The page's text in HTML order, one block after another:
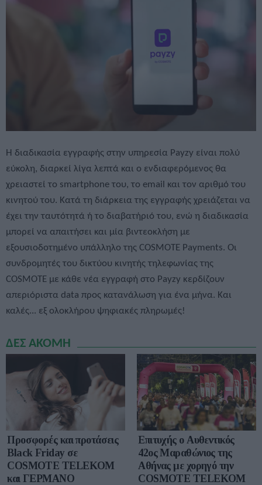
Η διαδικασία εγγραφής στην υπηρεσία Payzy είναι πολύ
εύκολη, διαρκεί λίγα λεπτά και ο ενδιαφερόμενος θα
χρειαστεί το smartphone του, το email και τον αριθμό του
κινητού του. Κατά τη διάρκεια της εγγραφής χρειάζεται να
έχει την ταυτότητά ή το διαβατήριό του, ενώ η διαδικασία
μπορεί να απαιτήσει και μία βιντεοκλήση με
εξουσιοδοτημένο υπάλληλο της COSMOTE Payments. Οι
συνδρομητές του δικτύου κινητής τηλεφωνίας της
COSMOTE με κάθε νέα εγγραφή στο Payzy κερδίζουν
απεριόριστα data προς κατανάλωση για ένα μήνα. Και
καλές... εξ ολοκλήρου ψηφιακές πληρωμές!
ΔΕΣ ΑΚΟΜΗ
Προσφορές και προτάσεις
Black Friday σε
COSMOTE TELEKOM
και ΓΕΡΜΑΝΟ
Επιτυχής ο Αυθεντικός
42ος Μαραθώνιος της
Αθήνας με χορηγό την
COSMOTE TELEKOM